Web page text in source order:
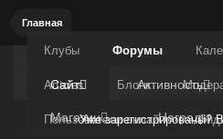
Главная
Kuli4kam.net Дружный форум
Сайт
Клубы Форумы
Articles
Блоги
Пользователи онлайн
Активность
Магазин
Награды
Уже зарегистрированы?